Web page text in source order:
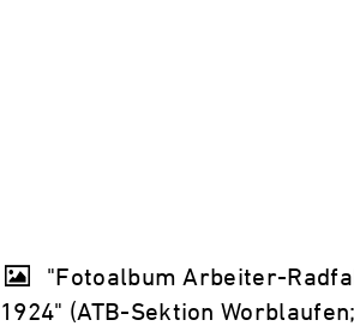
"Fotoalbum Arbeiter-
1924" (ATB-Sektion